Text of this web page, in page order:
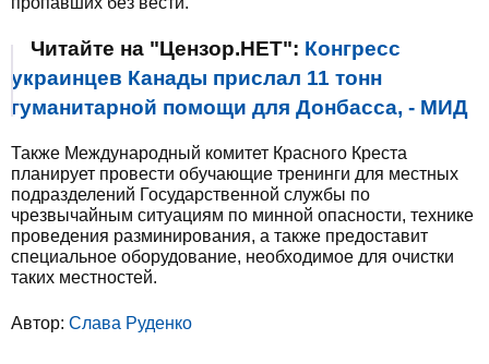
Читайте на "Цензор.НЕТ": Конгресс
украинцев Канады прислал 11 тонн
гуманитарной помощи для Донбасса, - МИД
Также Международный комитет Красного Креста
планирует провести обучающие тренинги для местных
подразделений Государственной службы по
чрезвычайным ситуациям по минной опасности, технике
проведения разминирования, а также предоставит
специальное оборудование, необходимое для очистки
таких местностей.
Автор: Слава Руденко